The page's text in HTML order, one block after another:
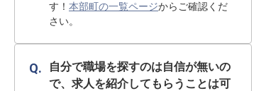
す！ 本部町の一覧ページからご確認くだ
さい。
自分で職場を探すのは自信が無いの
で、求人を紹介してもらうことは可